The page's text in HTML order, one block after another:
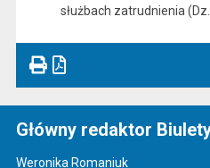
służbach zatrudnienia
Główny redaktor
Weronika Romaniuk